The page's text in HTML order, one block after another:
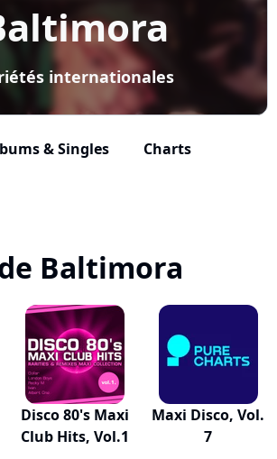
internationales
& Singles Charts
Baltimora
Disco 80's Maxi
Club Hits, Vol.1
Maxi Disco, Vol.
7